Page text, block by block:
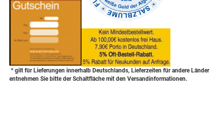
* gilt für Lieferungen innerhalb Deutschlands, Lieferzeiten für andere Länder
entnehmen Sie bitte der Schaltfläche mit den Versandinformationen.